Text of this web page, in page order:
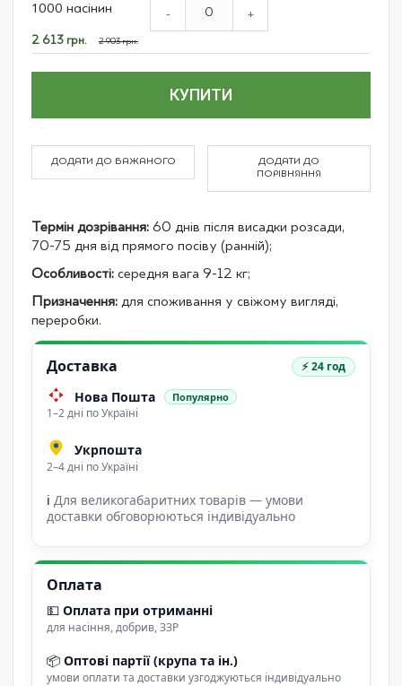
product
1000 насінин
Спеціальна
ціна
2 613 грн. 2 903 грн.
- +
КУПИТИ
ДОДАТИ ДО БАЖАНОГО
ДОДАТИ ДО
ПОРІВНЯННЯ
Термін дозрівання: 60 днів після висадки розсади,
70-75 дня від прямого посіву (ранній);
Особливості: середня вага 9-12 кг;
Призначення: для споживання у свіжому вигляді,
переробки.
Доставка ⚡ 24 год
Нова Пошта Популярно
1–2 дні по Україні
Укрпошта
2–4 дні по Україні
ℹ Для великогабаритних товарів — умови
доставки обговорюються індивідуально
Оплата
💵 Оплата при отриманні
для насіння, добрив, ЗЗР
📦 Оптові партії (крупа та ін.)
умови оплати та доставки узгоджуються індивідуально